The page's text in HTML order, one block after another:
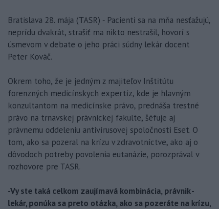
Bratislava 28. mája (TASR) - Pacienti sa na mňa nesťažujú,
neprídu dvakrát, strašiť ma nikto nestrašil, hovorí s
úsmevom v debate o jeho práci súdny lekár docent
Peter Kováč.
Okrem toho, že je jedným z majiteľov Inštitútu
forenzných medicínskych expertíz, kde je hlavným
konzultantom na medicínske právo, prednáša trestné
právo na trnavskej právnickej fakulte, šéfuje aj
právnemu oddeleniu antivírusovej spoločnosti Eset. O
tom, ako sa pozeral na krízu v zdravotníctve, ako aj o
dôvodoch potreby povolenia eutanázie, porozprával v
rozhovore pre TASR.
-Vy ste taká celkom zaujímavá kombinácia, právnik -
lekár, ponúka sa preto otázka, ako sa pozeráte na krízu,